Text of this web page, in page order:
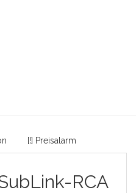
[!] Preisalarm
RCA